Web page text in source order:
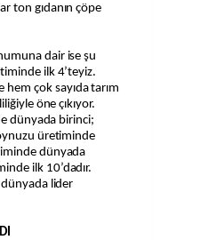
ton gıdanın çöpe
dair ise şu
ilk 4’teyiz.
çok sayıda tarım
öne çıkıyor.
dünyada birinci;
üretiminde
dünyada
ilk 10’dadır.
dünyada lider